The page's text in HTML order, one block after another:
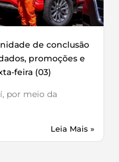
de conclusão
promoções e
feira (03)
por meio da
Leia Mais »